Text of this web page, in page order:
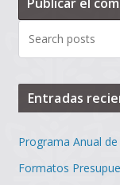
Entradas
Programa Anual
Formatos